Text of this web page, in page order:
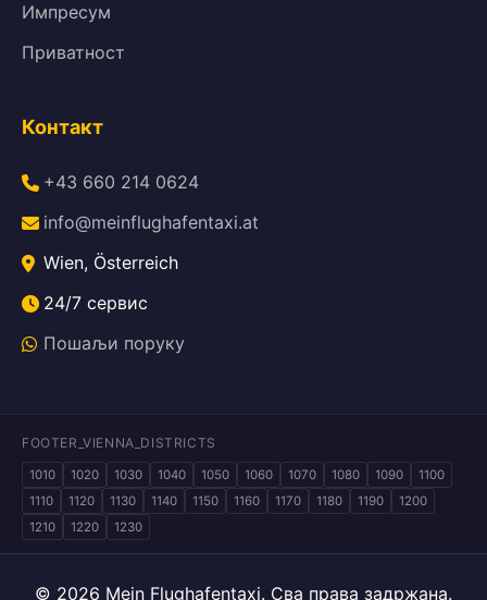
Импресум
Приватност
Контакт
+43 660 214 0624
info@meinflughafentaxi.at
Wien, Österreich
24/7 сервис
Пошаљи поруку
FOOTER_VIENNA_DISTRICTS
1010 1020 1030 1040 1050 1060 1070 1080 1090
1100
1110
1120 1130 1140 1150 1160 1170 1180 1190
1200
1210
1220 1230
© 2026 Mein Flughafentaxi. Сва права задржана.